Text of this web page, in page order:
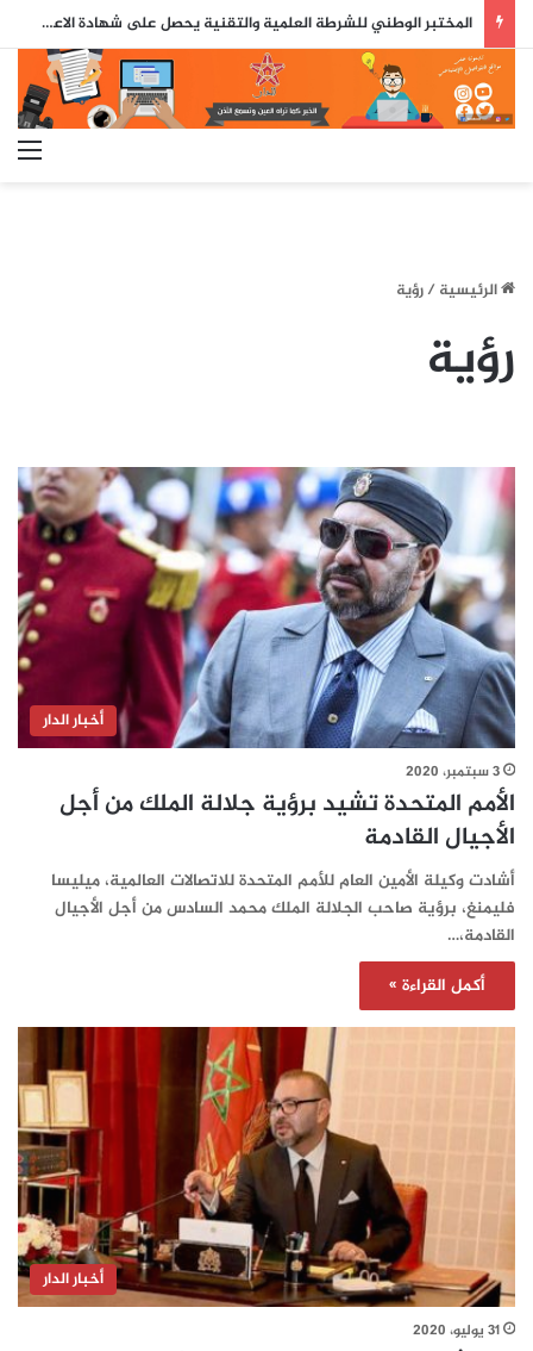
المختبر الوطني للشرطة العلمية والتقنية يحصل على شهادة الاعتماد والمطابقة والجودة بالمعيار الدولي
الرئيسية/رؤية
رؤية
أخبار الدار
3 سبتمبر، 2020
الأمم المتحدة تشيد برؤية جلالة الملك من أجل
الأجيال القادمة
أشادت وكيلة الأمين العام للأمم المتحدة للاتصالات العالمية، ميليسا
فليمنغ، برؤية صاحب الجلالة الملك محمد السادس من أجل الأجيال
القادمة،…
أكمل القراءة »
أخبار الدار
31 يوليو، 2020